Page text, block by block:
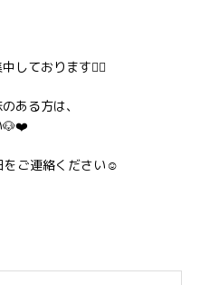
しております🏋️‍♂️
ある方は、
🐶❤️
をご連絡ください☺️